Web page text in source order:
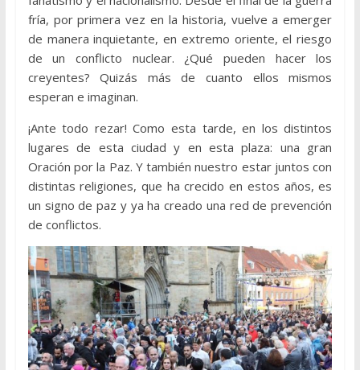
fría, por primera vez en la historia, vuelve a emerger
de manera inquietante, en extremo oriente, el riesgo
de un conflicto nuclear. ¿Qué pueden hacer los
creyentes? Quizás más de cuanto ellos mismos
esperan e imaginan.
¡Ante todo rezar! Como esta tarde, en los distintos
lugares de esta ciudad y en esta plaza: una gran
Oración por la Paz. Y también nuestro estar juntos con
distintas religiones, que ha crecido en estos años, es
un signo de paz y ya ha creado una red de prevención
de conflictos.